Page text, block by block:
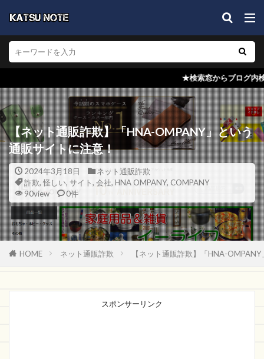
★検索窓からブログ内検索を！どの記事でも結
【ネット通販詐欺】「HNA-OMPANY」という
通販サイトに注意！
2024年3月18日
ネット通販詐欺
詐欺, 怪しい, サイト, 会社, HNA OMPANY, COMPANY
90view
0件
HOME ネット通販詐欺 【ネット通販詐欺】「HNA-
スポンサーリンク